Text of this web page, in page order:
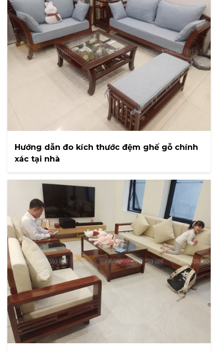
Hướng dẫn đo kích thước đệm ghế gỗ chính
xác tại nhà